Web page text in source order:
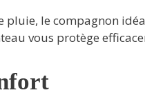
pluie, le compagnon
vous protège